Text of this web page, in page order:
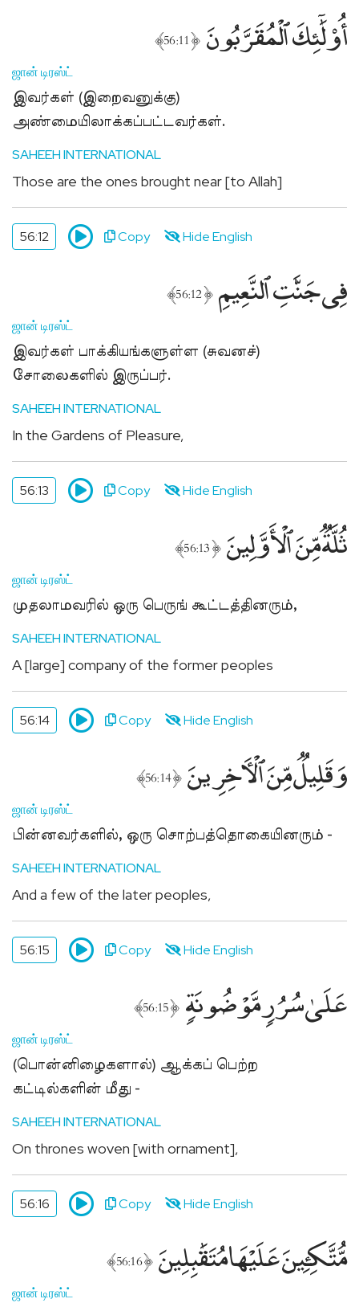
أُو۟لَٰٓئِكَ ٱلْمُقَرَّبُونَ ﴿56:11﴾
ஜான் டிரஸ்ட்
இவர்கள் (இறைவனுக்கு)
அண்மையிலாக்கப்பட்டவர்கள்.
SAHEEH INTERNATIONAL
Those are the ones brought near [to Allah]
56:12 Copy Hide English
فِى جَنَّٰتِ ٱلنَّعِيمِ ﴿56:12﴾
ஜான் டிரஸ்ட்
இவர்கள் பாக்கியங்களுள்ள (சுவனச்)
சோலைகளில் இருப்பர்.
SAHEEH INTERNATIONAL
In the Gardens of Pleasure,
56:13 Copy Hide English
ثُلَّةٌۭ مِّنَ ٱلْأَوَّلِينَ ﴿56:13﴾
ஜான் டிரஸ்ட்
முதலாமவரில் ஒரு பெருங் கூட்டத்தினரும்,
SAHEEH INTERNATIONAL
A [large] company of the former peoples
56:14 Copy Hide English
وَقَلِيلٌۭ مِّنَ ٱلْءَاخِرِينَ ﴿56:14﴾
ஜான் டிரஸ்ட்
பின்னவர்களில், ஒரு சொற்பத்தொகையினரும் -
SAHEEH INTERNATIONAL
And a few of the later peoples,
56:15 Copy Hide English
عَلَىٰ سُرُرٍۢ مَّوْضُونَةٍۢ ﴿56:15﴾
ஜான் டிரஸ்ட்
(பொன்னிழைகளால்) ஆக்கப் பெற்ற
கட்டில்களின் மீது -
SAHEEH INTERNATIONAL
On thrones woven [with ornament],
56:16 Copy Hide English
مُّتَّكِـِٔينَ عَلَيْهَا مُتَقَٰبِلِينَ ﴿56:16﴾
ஜான் டிரஸ்ட்